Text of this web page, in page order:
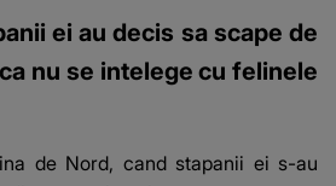
ei au decis sa scape de
nu se intelege cu felinele
de Nord, cand stapanii ei s-au